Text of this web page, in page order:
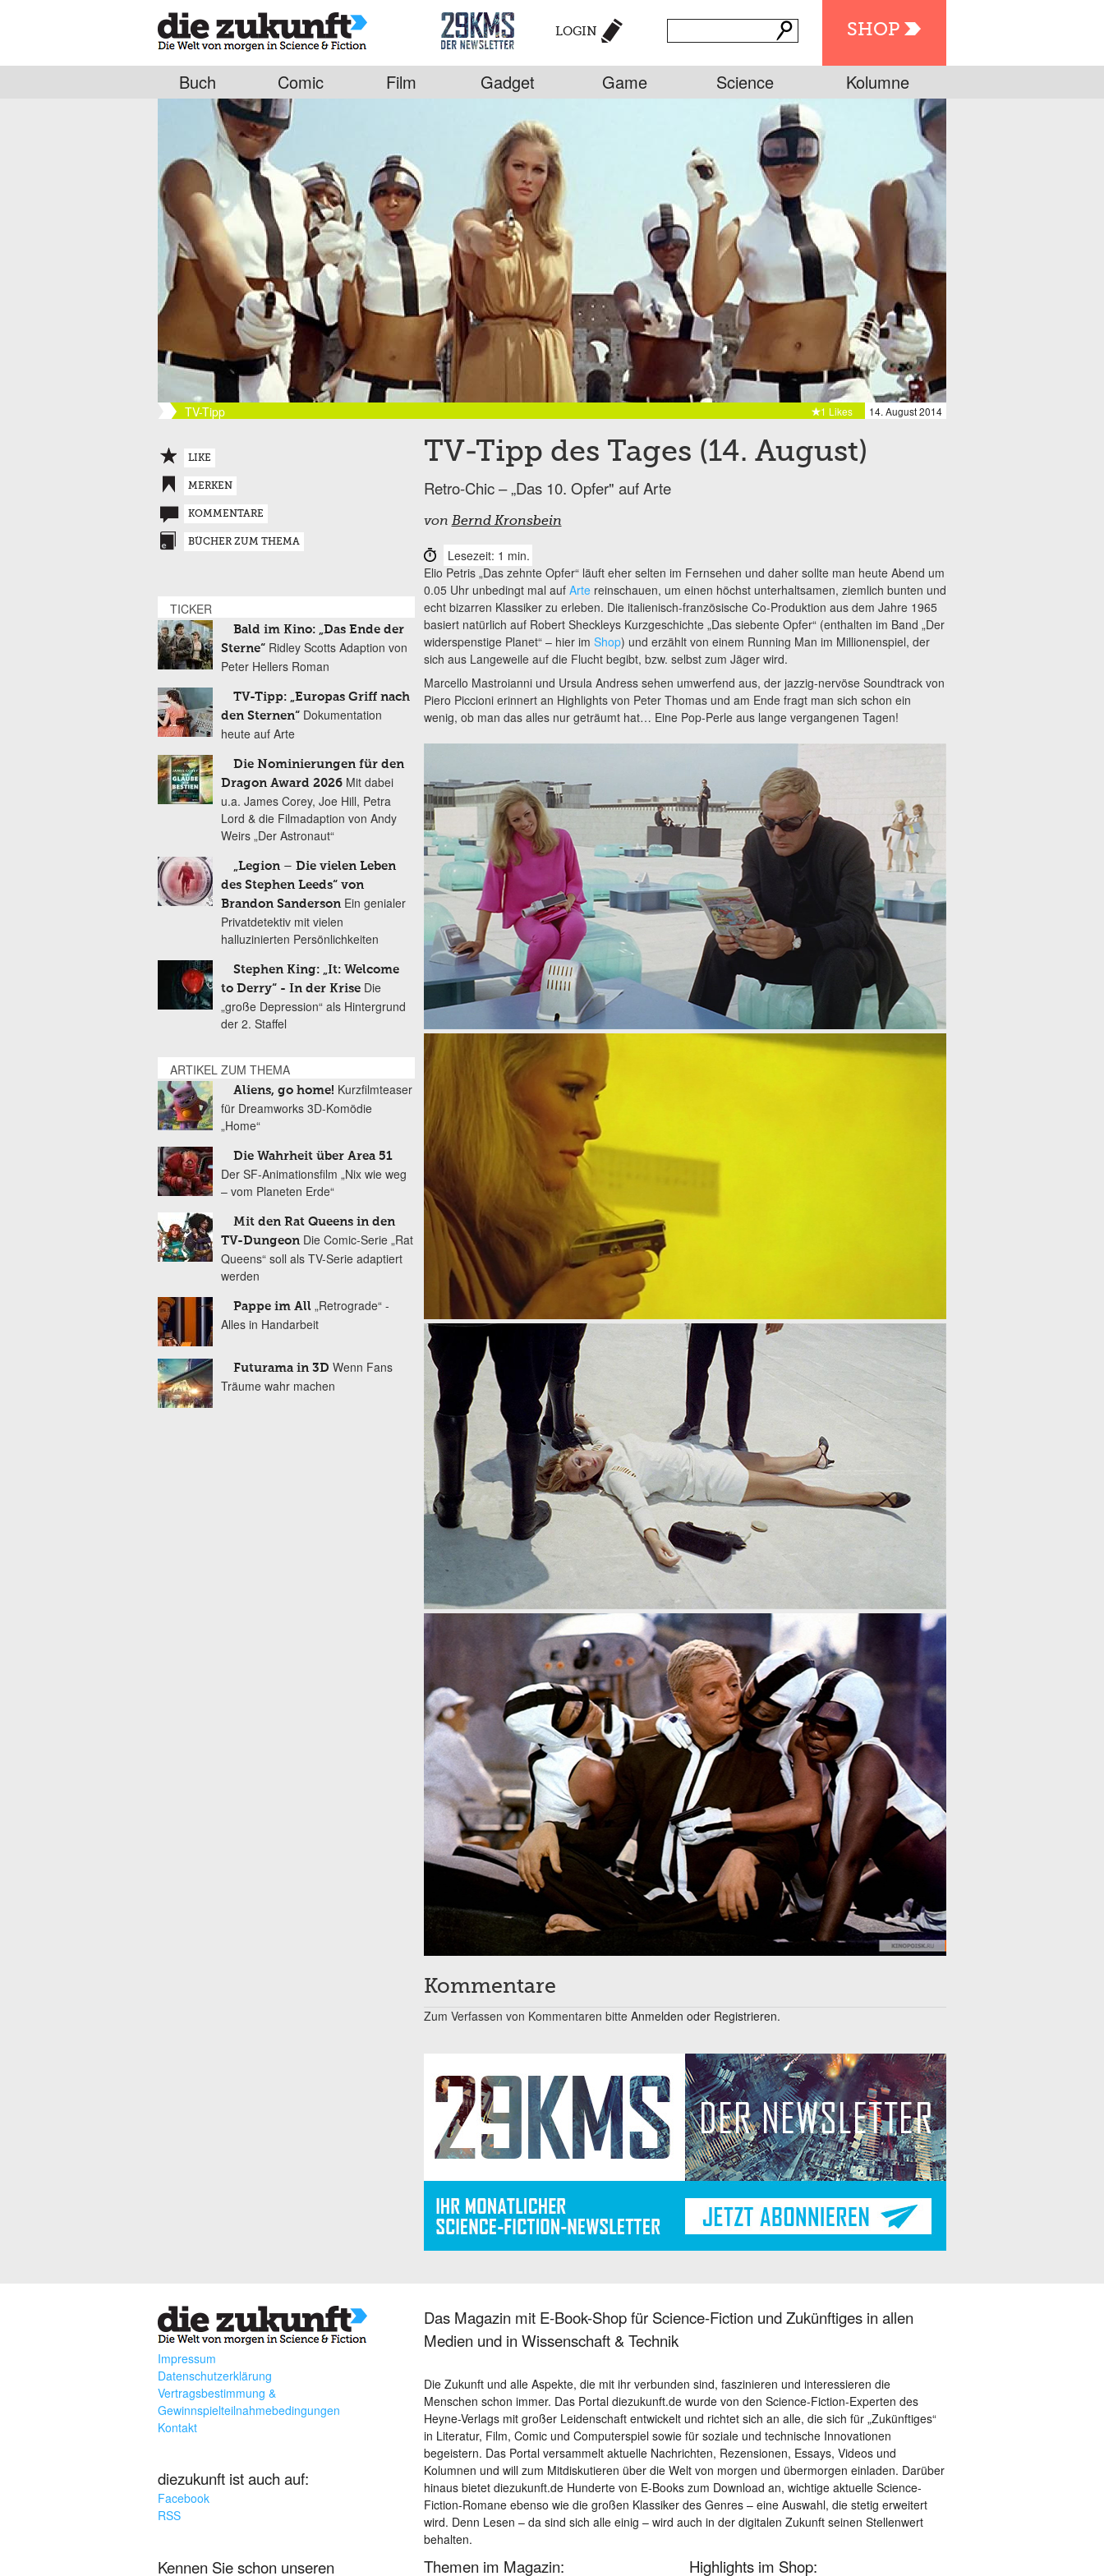
SHOP
LOGIN
Buch Comic Film Gadget Game Science Kolumne
TV-Tipp 14. August 2014
1 Likes
TV-Tipp des Tages (14. August)
Retro-Chic – „Das 10. Opfer" auf Arte
von Bernd Kronsbein
Lesezeit: 1 min.
Elio Petris „Das zehnte Opfer“ läuft eher selten im Fernsehen und daher sollte man heute Abend um
0.05 Uhr unbedingt mal auf Artereinschauen, um einen höchst unterhaltsamen, ziemlich bunten und
echt bizarren Klassiker zu erleben. Die italienisch-französische Co-Produktion aus dem Jahre 1965
basiert natürlich auf Robert Sheckleys Kurzgeschichte „Das siebente Opfer“ (enthalten im Band „Der
widerspenstige Planet“ – hier im Shop) und erzählt von einem Running Man im Millionenspiel, der
sich aus Langeweile auf die Flucht begibt, bzw. selbst zum Jäger wird.
Marcello Mastroianni und Ursula Andress sehen umwerfend aus, der jazzig-nervöse Soundtrack von
Piero Piccioni erinnert an Highlights von Peter Thomas und am Ende fragt man sich schon ein
wenig, ob man das alles nur geträumt hat… Eine Pop-Perle aus lange vergangenen Tagen!
Kommentare
Zum Verfassen von Kommentaren bitte Anmelden oder Registrieren.
LIKE
MERKEN
KOMMENTARE
BÜCHER ZUM THEMA
TICKER
Bald im Kino: „Das Ende der
Sterne“ Ridley Scotts Adaption von
Peter Hellers Roman
TV-Tipp: „Europas Griff nach
den Sternen“ Dokumentation
heute auf Arte
Die Nominierungen für den
Dragon Award 2026 Mit dabei
u.a. James Corey, Joe Hill, Petra
Lord & die Filmadaption von Andy
Weirs „Der Astronaut“
„Legion – Die vielen Leben
des Stephen Leeds“ von
Brandon Sanderson Ein genialer
Privatdetektiv mit vielen
halluzinierten Persönlichkeiten
Stephen King: „It: Welcome
to Derry“ - In der Krise Die
„große Depression“ als Hintergrund
der 2. Staffel
ARTIKEL ZUM THEMA
Aliens, go home! Kurzfilmteaser
für Dreamworks 3D-Komödie
„Home“
Die Wahrheit über Area 51
Der SF-Animationsfilm „Nix wie weg
– vom Planeten Erde“
Mit den Rat Queens in den
TV-Dungeon Die Comic-Serie „Rat
Queens“ soll als TV-Serie adaptiert
werden
Pappe im All „Retrograde“ -
Alles in Handarbeit
Futurama in 3D Wenn Fans
Träume wahr machen
Impressum
Datenschutzerklärung
Vertragsbestimmung &
Gewinnspielteilnahmebedingungen
Kontakt
diezukunft ist auch auf:
Facebook
RSS
Kennen Sie schon unseren
Das Magazin mit E-Book-Shop für Science-Fiction und Zukünftiges in allen
Medien und in Wissenschaft & Technik
Die Zukunft und alle Aspekte, die mit ihr verbunden sind, faszinieren und interessieren die
Menschen schon immer. Das Portal diezukunft.de wurde von den Science-Fiction-Experten des
Heyne-Verlags mit großer Leidenschaft entwickelt und richtet sich an alle, die sich für „Zukünftiges“
in Literatur, Film, Comic und Computerspiel sowie für soziale und technische Innovationen
begeistern. Das Portal versammelt aktuelle Nachrichten, Rezensionen, Essays, Videos und
Kolumnen und will zum Mitdiskutieren über die Welt von morgen und übermorgen einladen. Darüber
hinaus bietet diezukunft.de Hunderte von E-Books zum Download an, wichtige aktuelle Science-
Fiction-Romane ebenso wie die großen Klassiker des Genres – eine Auswahl, die stetig erweitert
wird. Denn Lesen – da sind sich alle einig – wird auch in der digitalen Zukunft seinen Stellenwert
behalten.
Themen im Magazin: Highlights im Shop: